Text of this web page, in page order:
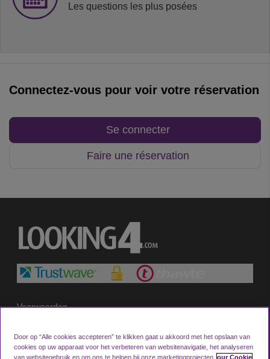
Les questions les plus posées
Connectez-vous pour voir votre réservation
Se connecter
Faire une réservation
Voorwaarden
Cookie Policy
Door op “Alle cookies accepteren” te klikken gaat u akkoord met het opslaan van
cookies op uw apparaat voor het verbeteren van websitenavigatie, het analyseren
van websitegebruik en om ons te helpen bij onze marketingprojecten. our Cookie